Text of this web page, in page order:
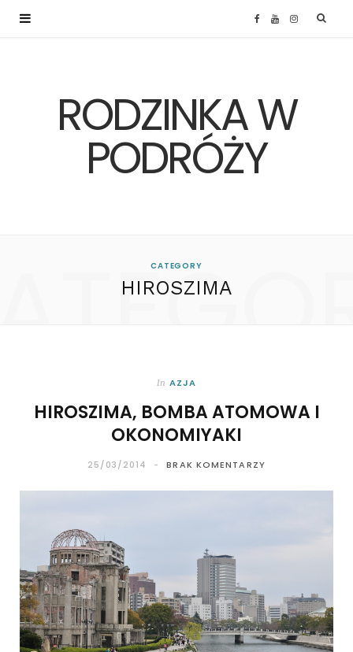
F Y I
RODZINKA W
PODRÓŻY
CATEGORY
HIROSZIMA
In AZJA
HIROSZIMA, BOMBA ATOMOWA I
OKONOMIYAKI
25/03/2014 BRAK KOMENTARZY